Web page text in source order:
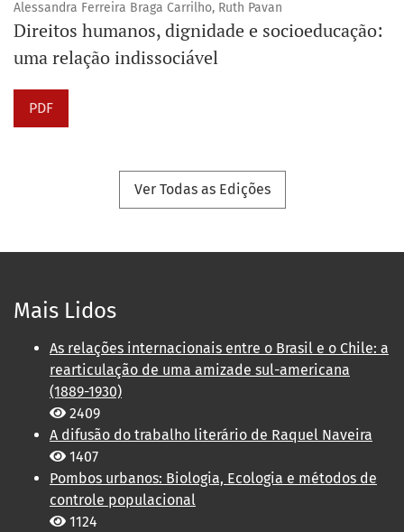
Alessandra Ferreira Braga Carrilho, Ruth Pavan
Direitos humanos, dignidade e socioeducação:
uma relação indissociável
PDF
Ver Todas as Edições
Mais Lidos
As relações internacionais entre o Brasil e o Chile: a
rearticulação de uma amizade sul-americana
(1889-1930)
2409
A difusão do trabalho literário de Raquel Naveira
1407
Pombos urbanos: Biologia, Ecologia e métodos de
controle populacional
1124